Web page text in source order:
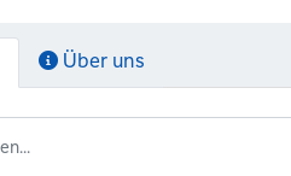
Über uns